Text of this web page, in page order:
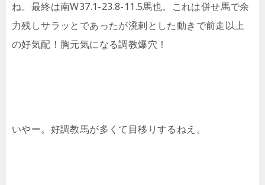
ね。最終は南W37.1-23.8-11.5馬也。これは併せ馬で余
力残しサラッとであったが溌剌とした動きで前走以上
の好気配！胸元気になる調教爆穴！
いやー。好調教馬が多くて目移りするねえ。